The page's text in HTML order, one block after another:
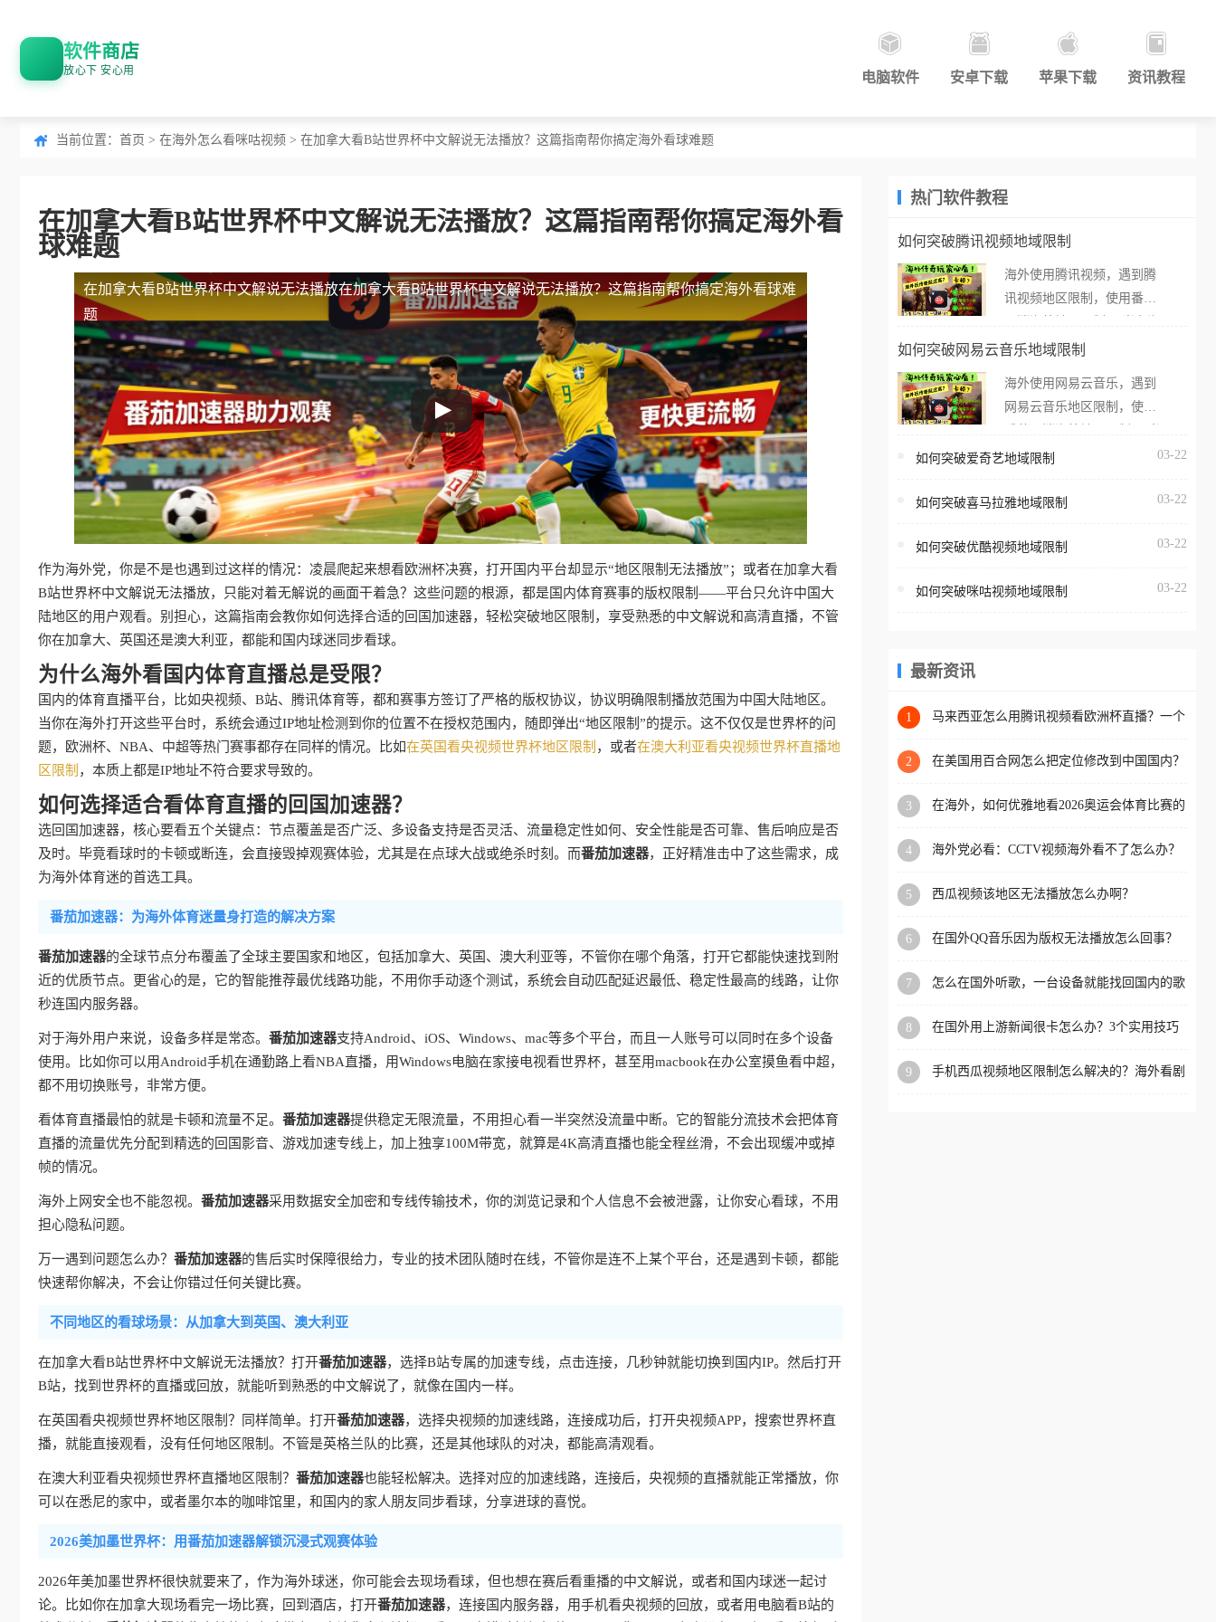
软件商店
放心下 安心用 电脑软件 安卓下载 苹果下载 资讯教程
当前位置： 首页 > 在海外怎么看咪咕视频 > 在加拿大看B站世界杯中文解说无法播放？这篇指南帮你搞定海外看球难题
在加拿大看B站世界杯中文解说无法播放？这篇指南帮你搞定海外看
球难题
在加拿大看B站世界杯中文解说无法播放在加拿大看B站世界杯中文解说无法播放？这篇指南帮你搞定海外看球难
题
作为海外党，你是不是也遇到过这样的情况：凌晨爬起来想看欧洲杯决赛，打开国内平台却显示“地区限制无法播放”；或者在加拿大看
B站世界杯中文解说无法播放，只能对着无解说的画面干着急？这些问题的根源，都是国内体育赛事的版权限制——平台只允许中国大
陆地区的用户观看。别担心，这篇指南会教你如何选择合适的回国加速器，轻松突破地区限制，享受熟悉的中文解说和高清直播，不管
你在加拿大、英国还是澳大利亚，都能和国内球迷同步看球。
为什么海外看国内体育直播总是受限？
国内的体育直播平台，比如央视频、B站、腾讯体育等，都和赛事方签订了严格的版权协议，协议明确限制播放范围为中国大陆地区。
当你在海外打开这些平台时，系统会通过IP地址检测到你的位置不在授权范围内，随即弹出“地区限制”的提示。这不仅仅是世界杯的问
题，欧洲杯、NBA、中超等热门赛事都存在同样的情况。比如在英国看央视频世界杯地区限制 ，或者在澳大利亚看央视频世界杯直播地
区限制 ，本质上都是IP地址不符合要求导致的。
如何选择适合看体育直播的回国加速器？
选回国加速器，核心要看五个关键点：节点覆盖是否广泛、多设备支持是否灵活、流量稳定性如何、安全性能是否可靠、售后响应是否
及时。毕竟看球时的卡顿或断连，会直接毁掉观赛体验，尤其是在点球大战或绝杀时刻。而番茄加速器，正好精准击中了这些需求，成
为海外体育迷的首选工具。
番茄加速器：为海外体育迷量身打造的解决方案
番茄加速器的全球节点分布覆盖了全球主要国家和地区，包括加拿大、英国、澳大利亚等，不管你在哪个角落，打开它都能快速找到附
近的优质节点。更省心的是，它的智能推荐最优线路功能，不用你手动逐个测试，系统会自动匹配延迟最低、稳定性最高的线路，让你
秒连国内服务器。
对于海外用户来说，设备多样是常态。 番茄加速器支持Android、iOS、Windows、mac等多个平台，而且一人账号可以同时在多个设备
使用。比如你可以用Android手机在通勤路上看NBA直播，用Windows电脑在家接电视看世界杯，甚至用macbook在办公室摸鱼看中超，
都不用切换账号，非常方便。
看体育直播最怕的就是卡顿和流量不足。 番茄加速器提供稳定无限流量，不用担心看一半突然没流量中断。它的智能分流技术会把体育
直播的流量优先分配到精选的回国影音、游戏加速专线上，加上独享100M带宽，就算是4K高清直播也能全程丝滑，不会出现缓冲或掉
帧的情况。
海外上网安全也不能忽视。 番茄加速器采用数据安全加密和专线传输技术，你的浏览记录和个人信息不会被泄露，让你安心看球，不用
担心隐私问题。
万一遇到问题怎么办？ 番茄加速器的售后实时保障很给力，专业的技术团队随时在线，不管你是连不上某个平台，还是遇到卡顿，都能
快速帮你解决，不会让你错过任何关键比赛。
不同地区的看球场景：从加拿大到英国、澳大利亚
在加拿大看B站世界杯中文解说无法播放？打开番茄加速器，选择B站专属的加速专线，点击连接，几秒钟就能切换到国内IP。然后打开
B站，找到世界杯的直播或回放，就能听到熟悉的中文解说了，就像在国内一样。
在英国看央视频世界杯地区限制？同样简单。打开番茄加速器，选择央视频的加速线路，连接成功后，打开央视频APP，搜索世界杯直
播，就能直接观看，没有任何地区限制。不管是英格兰队的比赛，还是其他球队的对决，都能高清观看。
在澳大利亚看央视频世界杯直播地区限制？ 番茄加速器也能轻松解决。选择对应的加速线路，连接后，央视频的直播就能正常播放，你
可以在悉尼的家中，或者墨尔本的咖啡馆里，和国内的家人朋友同步看球，分享进球的喜悦。
2026美加墨世界杯：用番茄加速器解锁沉浸式观赛体验
2026年美加墨世界杯很快就要来了，作为海外球迷，你可能会去现场看球，但也想在赛后看重播的中文解说，或者和国内球迷一起讨
论。比如你在加拿大现场看完一场比赛，回到酒店，打开番茄加速器，连接国内服务器，用手机看央视频的回放，或者用电脑看B站的
热门软件教程
如何突破腾讯视频地域限制
海外使用腾讯视频，遇到腾
讯视频地区限制，使用番茄
外打开腾讯视频，却突然弹
地区无法播放”的提示语。
海外用户如香港、澳门、台
亚、欧洲等国家和地区时，
台一样，出现地区及版权限
地区播放。 遇到这个问题的
区工作、留学、定居等，都
权限制所困扰。
如何突破网易云音乐地域限制
海外使用网易云音乐，遇到
网易云音乐地区限制，使用
在海外打开网易云音乐，却
所在的地区无法播放”的提示
门、台湾、美国、加拿大、
区时，网易云音乐也会像其
回国加速器，即可解决「海
版权限制」的问题，无论人
国、加拿大、澳大利亚、欧
学、定居等，都可以使用，
扰。
如何突破爱奇艺地域限制 03-22
如何突破喜马拉雅地域限制 03-22
如何突破优酷视频地域限制 03-22
如何突破咪咕视频地域限制 03-22
最新资讯
1
马来西亚怎么用腾讯视频看欧洲杯直播？一个
2
在美国用百合网怎么把定位修改到中国国内？
3
在海外，如何优雅地看2026奥运会体育比赛的
4
海外党必看：CCTV视频海外看不了怎么办？
5 西瓜视频该地区无法播放怎么办啊？
6
在国外QQ音乐因为版权无法播放怎么回事？
7
怎么在国外听歌，一台设备就能找回国内的歌
8
在国外用上游新闻很卡怎么办？3个实用技巧
9
手机西瓜视频地区限制怎么解决的？海外看剧